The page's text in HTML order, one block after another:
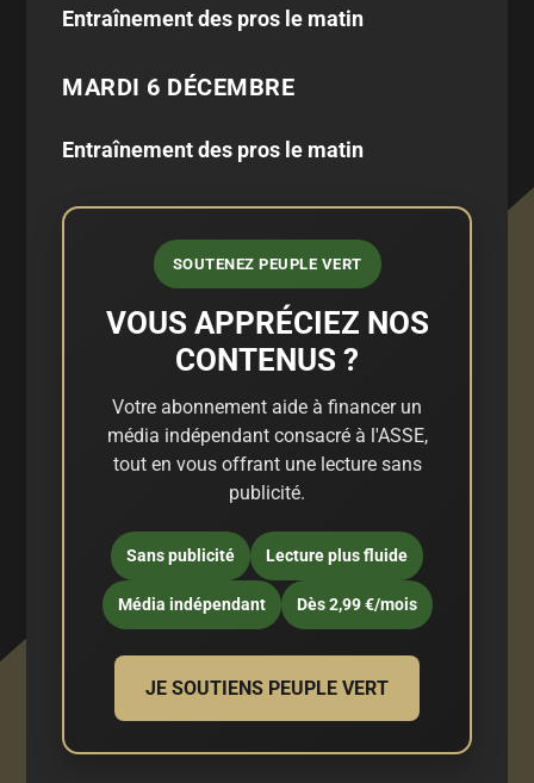
Entraînement des pros le matin
MARDI 6 DÉCEMBRE
Entraînement des pros le matin
SOUTENEZ PEUPLE VERT
VOUS APPRÉCIEZ NOS
CONTENUS ?
Votre abonnement aide à financer un
média indépendant consacré à l'ASSE,
tout en vous offrant une lecture sans
publicité.
Sans publicité Lecture plus fluide
Média indépendant Dès 2,99 €/mois
JE SOUTIENS PEUPLE VERT